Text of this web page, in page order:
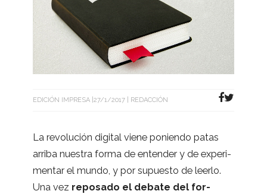
EDICIÓN IMPRESA 27/1/2017 REDACCIÓN
La revo­lu­ción digi­tal viene poniendo patas
arriba nues­tra forma de enten­der y de expe­ri­
men­tar el mundo, y por supuesto de leerlo.
Una vez repo­sado el debate del for­